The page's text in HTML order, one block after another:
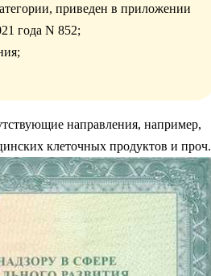
приведен в приложении
года N 852;
направления, например,
клеточных продуктов и проч.